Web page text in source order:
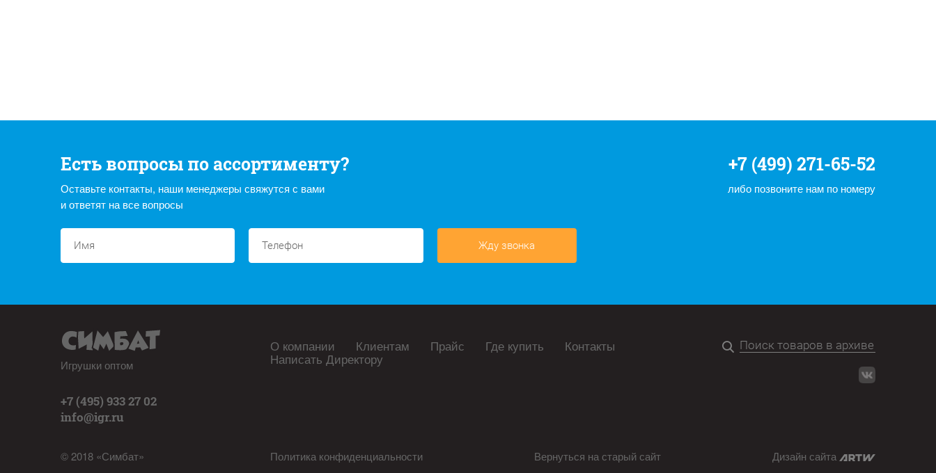
Есть вопросы по ассортименту?
Оставьте контакты, наши менеджеры свяжутся с вами
и ответят на все вопросы
+7 (499) 271-65-52
либо позвоните нам по номеру
Жду звонка
Игрушки оптом
+7 (495) 933 27 02
info@igr.ru
© 2018 «Симбат»
О компании Клиентам Прайс Где купить Контакты
Написать Директору
Политика конфиденциальности Вернуться на старый сайт Дизайн сайта